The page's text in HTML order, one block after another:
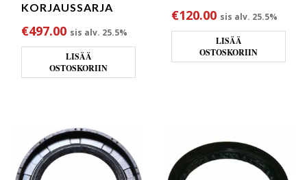
KORJAUSSARJA
€497.00 sis alv. 25.5%
LISÄÄ
OSTOSKORIIN
€120.00 sis alv. 25.5%
LISÄÄ
OSTOSKORIIN